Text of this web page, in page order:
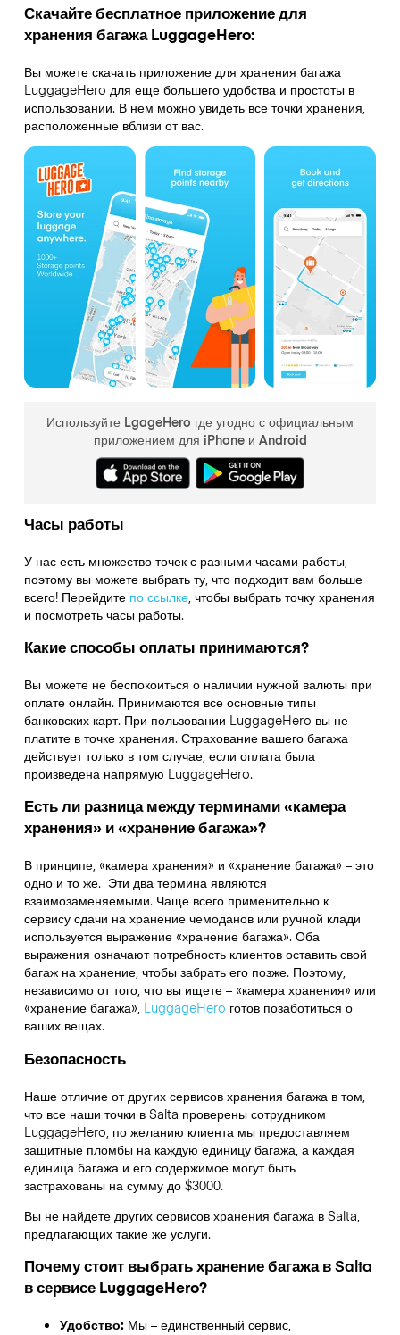
Скачайте бесплатное приложение для
хранения багажа LuggageHero:
Вы можете скачать приложение для хранения багажа
LuggageHero для еще большего удобства и простоты в
использовании. В нем можно увидеть все точки хранения,
расположенные вблизи от вас.
Используйте LgageHero где угодно с официальным
приложением для iPhone и Android
Часы работы
У нас есть множество точек с разными часами работы,
поэтому вы можете выбрать ту, что подходит вам больше
всего! Перейдите по ссылке, чтобы выбрать точку хранения
и посмотреть часы работы.
Какие способы оплаты принимаются?
Вы можете не беспокоиться о наличии нужной валюты при
оплате онлайн. Принимаются все основные типы
банковских карт. При пользовании LuggageHero вы не
платите в точке хранения. Страхование вашего багажа
действует только в том случае, если оплата была
произведена напрямую LuggageHero.
Есть ли разница между терминами «камера
хранения» и «хранение багажа»?
В принципе, «камера хранения» и «хранение багажа» – это
одно и то же. Эти два термина являются
взаимозаменяемыми. Чаще всего применительно к
сервису сдачи на хранение чемоданов или ручной клади
используется выражение «хранение багажа». Оба
выражения означают потребность клиентов оставить свой
багаж на хранение, чтобы забрать его позже. Поэтому,
независимо от того, что вы ищете – «камера хранения» или
«хранение багажа»,LuggageHero готов позаботиться о
ваших вещах.
Безопасность
Наше отличие от других сервисов хранения багажа в том,
чтовсе наши точки в Salta проверены сотрудником
LuggageHero, по желанию клиента мы предоставляем
защитные пломбы на каждую единицу багажа, а каждая
единица багажа и его содержимое могут быть
застрахованы на сумму до $3000.
Вы не найдете других сервисов хранения багажа в Salta
предлагающих такие же услуги.
Почему стоит выбрать хранение багажа вSalta
в сервисе LuggageHero?
Удобство: Мы – единственный сервис,